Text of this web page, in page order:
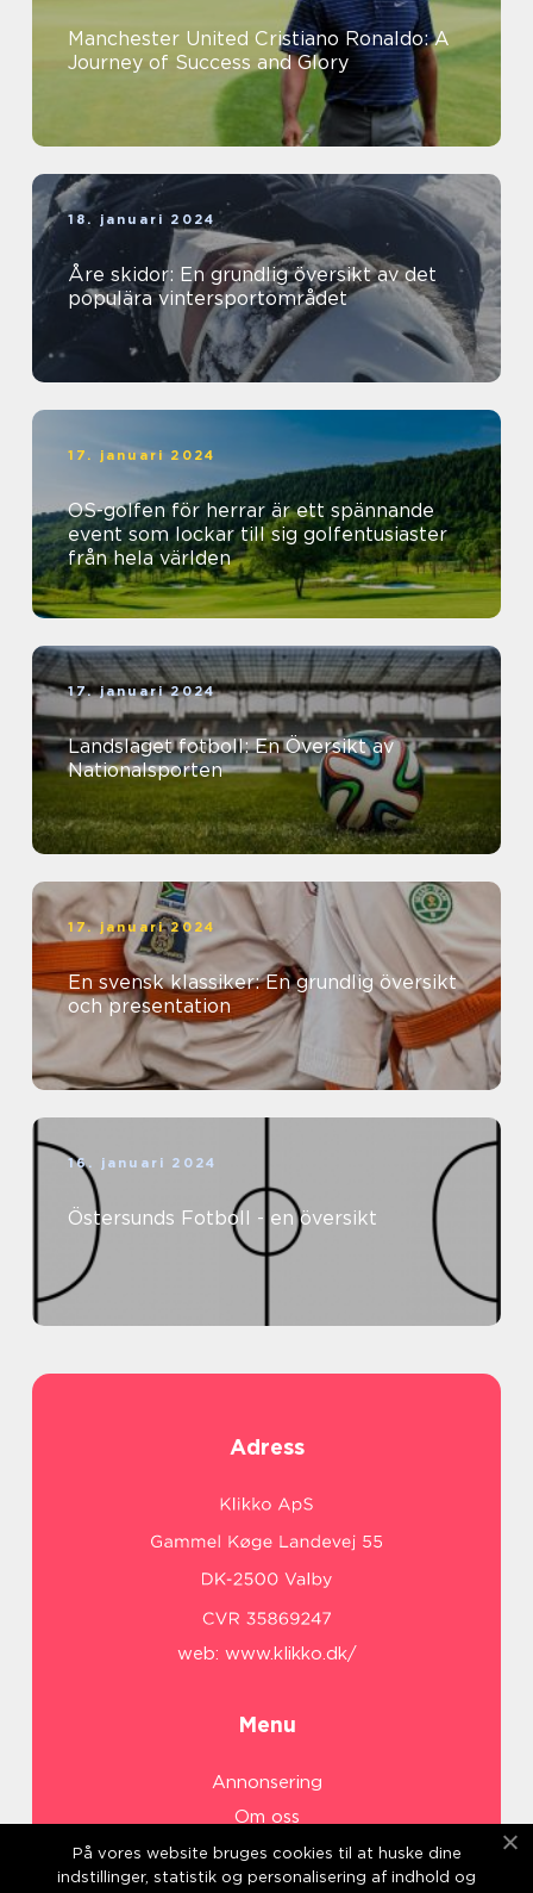
Manchester United Cristiano Ronaldo: A
Journey of Success and Glory
18. januari 2024
Åre skidor: En grundlig översikt av det
populära vintersportområdet
17. januari 2024
OS-golfen för herrar är ett spännande
event som lockar till sig golfentusiaster
från hela världen
17. januari 2024
Landslaget fotboll: En Översikt av
Nationalsporten
17. januari 2024
En svensk klassiker: En grundlig översikt
och presentation
16. januari 2024
Östersunds Fotboll - en översikt
Adress
web: www.klikko.dk/
Menu
Annonsering
Om oss
Cookies
Kontakta oss
På vores website bruges cookies til at huske dine
indstillinger, statistik og personalisering af indhold og